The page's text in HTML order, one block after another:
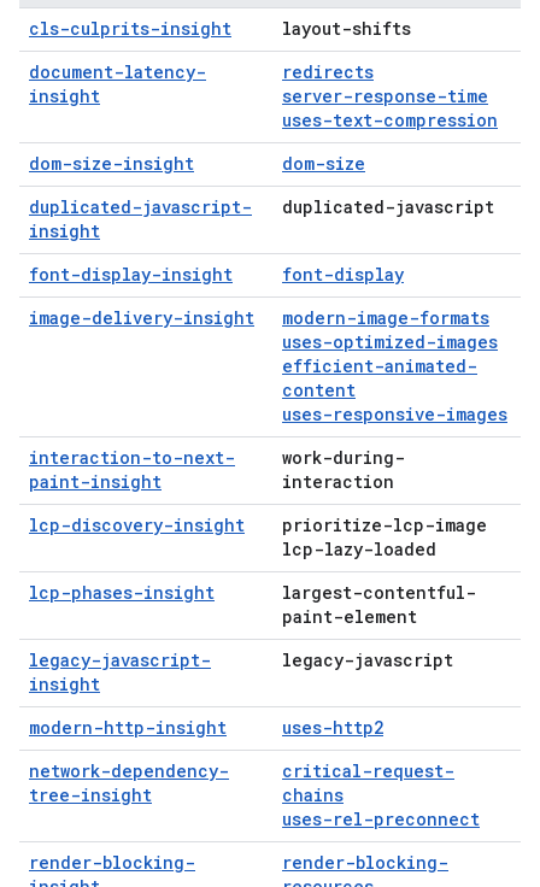
cls-culprits-insight
layout-shifts
document-latency-
insight
redirects
server-response-time
uses-text-compression
dom-size-insight
dom-size
duplicated-javascript-
insight
duplicated-javascript
font-display-insight
font-display
image-delivery-insight
modern-image-formats
uses-optimized-images
efficient-animated-
content
uses-responsive-images
interaction-to-next-
paint-insight
work-during-
interaction
lcp-discovery-insight
prioritize-lcp-image
lcp-lazy-loaded
lcp-phases-insight
largest-contentful-
paint-element
legacy-javascript-
insight
legacy-javascript
modern-http-insight
uses-http2
network-dependency-
tree-insight
critical-request-
chains
uses-rel-preconnect
render-blocking-
render-blocking-